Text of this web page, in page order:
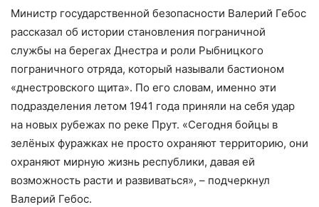
Министр государственной безопасности Валерий Гебос
рассказал об истории становления пограничной
службы на берегах Днестра и роли Рыбницкого
пограничного отряда, который называли бастионом
«днестровского щита». По его словам, именно эти
подразделения летом 1941 года приняли на себя удар
на новых рубежах по реке Прут. «Сегодня бойцы в
зелёных фуражках не просто охраняют территорию, они
охраняют мирную жизнь республики, давая ей
возможность расти и развиваться», – подчеркнул
Валерий Гебос.